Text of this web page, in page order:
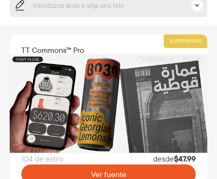
SUPERVENTAS
TT Commons™ Pro
104 de estilo desde$47.99
Ver fuente